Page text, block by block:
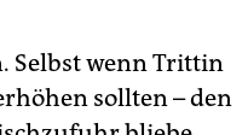
Selbst wenn Trittin
sollten – den